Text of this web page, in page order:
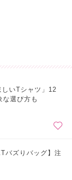
いTシャツ」12
選び方も
バズりバッグ】注